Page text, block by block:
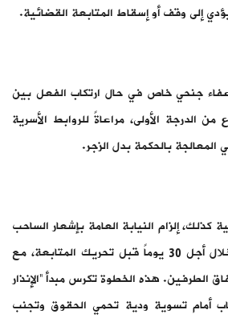
إلى وقف أو إسقاط المتابعة القضائية.
جنحي خاص في حال ارتكاب الفعل بين
من الدرجة الأولى، مراعاةً للروابط الأسرية
بالحكمة بدل الزجر.
كذلك، إلزام النيابة العامة بإشعار الساحب
بضرورة توفير المؤونة خلال أجل 30 يوماً قبل تحريك المتابعة، مع
الطرفين. هذه الخطوة تكرس مبدأ “الإنذار
أمام تسوية ودية تحمي الحقوق وتجنب